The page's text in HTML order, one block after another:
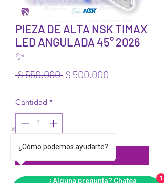
PIEZA DE ALTA NSK TIMAX
LED ANGULADA 45° 2026
✨
$ 550.000 Precio
$ 500.000
Cantidad *
¿Cómo podemos ayudarte?
¿Alguna pregunta? Chatea
1